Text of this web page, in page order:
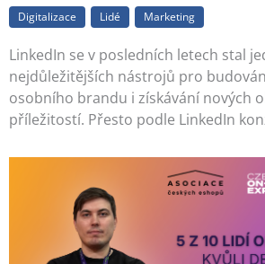
Digitalizace Lidé Marketing
LinkedIn se v posledních letech stal
nejdůležitějších nástrojů pro
osobního brandu i získávání nových
příležitostí. Přesto podle LinkedIn